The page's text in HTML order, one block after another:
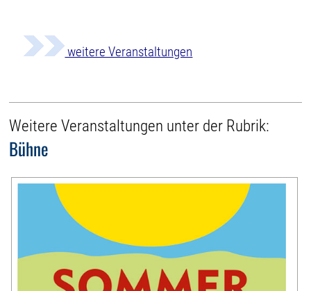
weitere Veranstaltungen
Weitere Veranstaltungen unter der Rubrik:
Bühne